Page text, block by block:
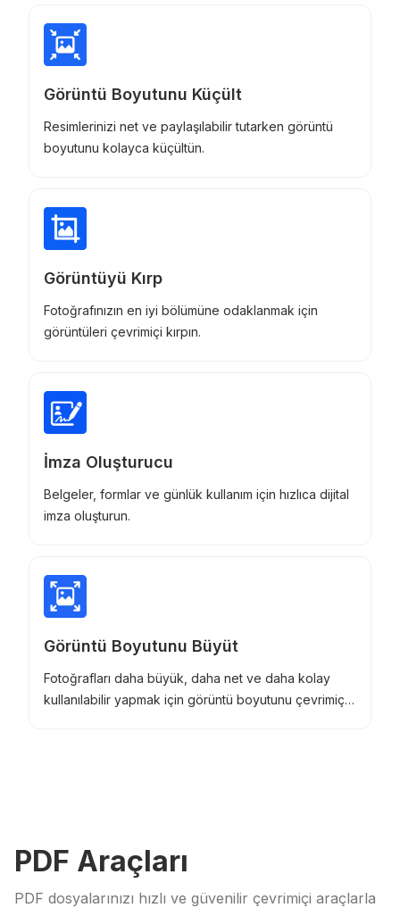
Görüntü Boyutunu Küçült
Resimlerinizi net ve paylaşılabilir tutarken görüntü
boyutunu kolayca küçültün.
Görüntüyü Kırp
Fotoğrafınızın en iyi bölümüne odaklanmak için
görüntüleri çevrimiçi kırpın.
İmza Oluşturucu
Belgeler, formlar ve günlük kullanım için hızlıca dijital
imza oluşturun.
Görüntü Boyutunu Büyüt
Fotoğrafları daha büyük, daha net ve daha kolay
kullanılabilir yapmak için görüntü boyutunu çevrimiçi
PDF Araçları
PDF dosyalarınızı hızlı ve güvenilir çevrimiçi araçlarla